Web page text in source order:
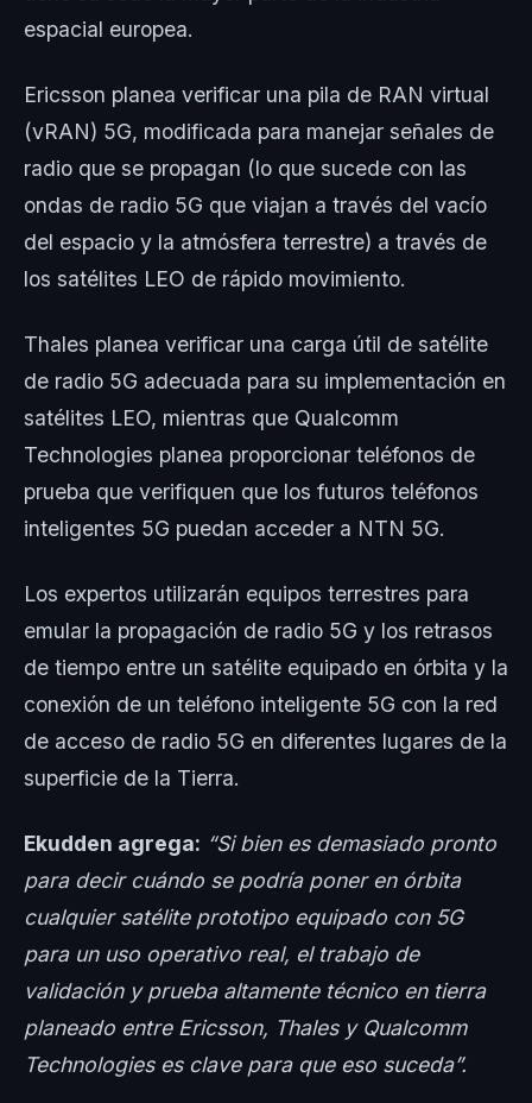
espacial europea.
Ericsson planea verificar una pila de RAN virtual
(vRAN) 5G, modificada para manejar señales de
radio que se propagan (lo que sucede con las
ondas de radio 5G que viajan a través del vacío
del espacio y la atmósfera terrestre) a través de
los satélites LEO de rápido movimiento.
Thales planea verificar una carga útil de satélite
de radio 5G adecuada para su implementación en
satélites LEO, mientras que Qualcomm
Technologies planea proporcionar teléfonos de
prueba que verifiquen que los futuros teléfonos
inteligentes 5G puedan acceder a NTN 5G.
Los expertos utilizarán equipos terrestres para
emular la propagación de radio 5G y los retrasos
de tiempo entre un satélite equipado en órbita y la
conexión de un teléfono inteligente 5G con la red
de acceso de radio 5G en diferentes lugares de la
superficie de la Tierra.
Ekudden agrega: “Si bien es demasiado pronto
para decir cuándo se podría poner en órbita
cualquier satélite prototipo equipado con 5G
para un uso operativo real, el trabajo de
validación y prueba altamente técnico en tierra
planeado entre Ericsson, Thales y Qualcomm
Technologies es clave para que eso suceda”.